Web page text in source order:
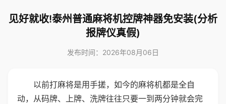
见好就收!泰州普通麻将机控牌神器免安装(分析
报牌仪真假)
发布时间：2026年08月06日
以前打麻将是用手搓，如今的麻将机都是全自
动，从码牌、上牌、洗牌往往只要一到两分钟就会完